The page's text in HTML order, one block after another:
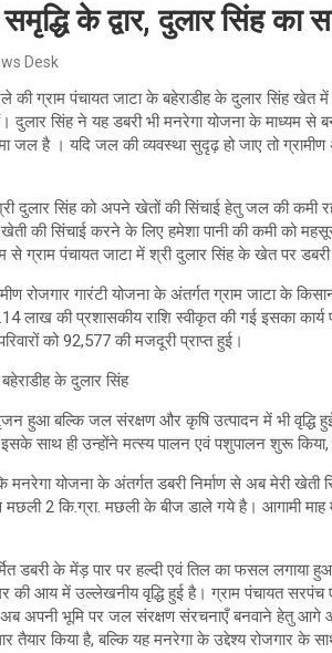
के द्वार, दुलार सिंह
Desk
की ग्राम पंचायत जाटा के बहेराडीह के दुलार सिंह खेत
दुलार सिंह ने यह डबरी भी मनरेगा योजना के माध्यम से
जल है । यदि जल की व्यवस्था सुदृढ़ हो जाए तो
श्री दुलार सिंह को अपने खेतों की सिंचाई हेतु जल की
की सिंचाई करने के लिए हमेशा पानी की कमी को
ग्राम पंचायत जाटा में श्री दुलार सिंह के खेत पर डबरी
रोजगार गारंटी योजना के अंतर्गत ग्राम जाटा के
लाख की प्रशासकीय राशि स्वीकृत की गई इसका
को 92,577 की मजदूरी प्राप्त हुई।
हुआ बल्कि जल संरक्षण और कृषि उत्पादन में भी वृद्धि
साथ ही उन्होंने मत्स्य पालन एवं पशुपालन शुरू
मनरेगा योजना के अंतर्गत डबरी निर्माण से अब मेरी
मछली 2 कि.ग्रा. मछली के बीज डाले गये है। आगामी
डबरी के मेंड़ पार पर हल्दी एवं तिल का फसल
आय में उल्लेखनीय वृद्धि हुई है। ग्राम पंचायत सरपंच
अब अपनी भूमि पर जल संरक्षण संरचनाएँ बनवाने हेतु
तैयार किया है, बल्कि यह मनरेगा के उद्देश्य रोजगार के